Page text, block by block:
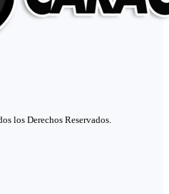
los Derechos Reservados.